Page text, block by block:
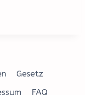
Gesetz
FAQ